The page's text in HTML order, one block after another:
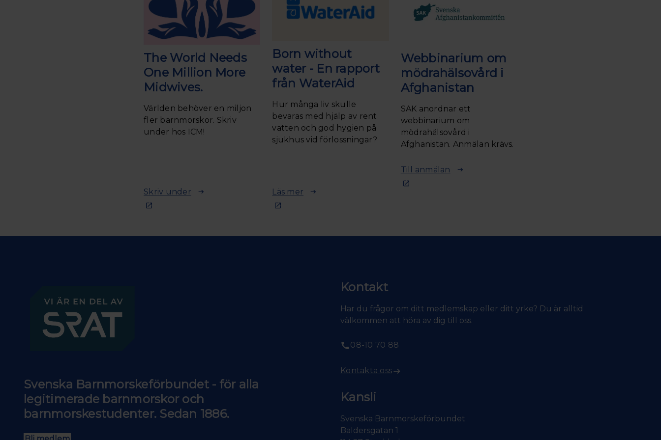
The World Needs
One Million More
Midwives.
Världen behöver en miljon
fler barnmorskor. Skriv
under hos ICM!
Skriv under
Born without
water - En rapport
från WaterAid
Hur många liv skulle
bevaras med hjälp av rent
vatten och god hygien på
sjukhus vid förlossningar?
Läs mer
Webbinarium om
mödrahälsovård i
Afghanistan
SAK anordnar ett
webbinarium om
mödrahälsovård i
Afghanistan. Anmälan krävs.
Till anmälan
Svenska Barnmorskeförbundet - för alla
legitimerade barnmorskor och
barnmorskestudenter. Sedan 1886.
Kontakt
Har du frågor om ditt medlemskap eller ditt yrke? Du är alltid
välkommen att höra av dig till oss.
08-10 70 88
Kontakta oss
Kansli
Svenska Barnmorskeförbundet
Baldersgatan 1